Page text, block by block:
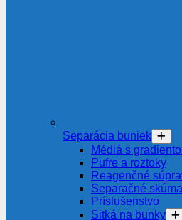
Separácia buniek
Médiá s
Pufre a roztoky
Reagenčné
Separačné
Príslušenstvo
Sitká na bunky